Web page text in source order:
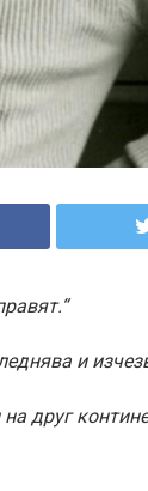
и
друг